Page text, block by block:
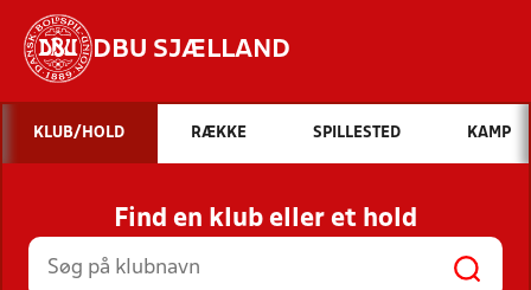
DBU SJÆLLAND
Hvad vil du søge efter?
INDHOLD OG NYHEDER
STILLINGER, RESULTATER, KLUBBER OG
HOLD
KLUB/HOLD RÆKKE SPILLESTED KAMP
Find en klub eller et hold